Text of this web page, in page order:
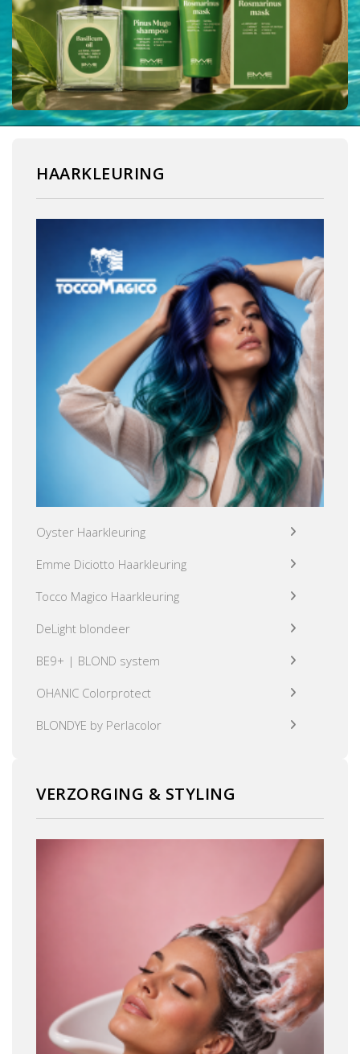
HAARKLEURING
Oyster Haarkleuring
Emme Diciotto Haarkleuring
Tocco Magico Haarkleuring
DeLight blondeer
BE9+ | BLOND system
OHANIC Colorprotect
BLONDYE by Perlacolor
VERZORGING & STYLING